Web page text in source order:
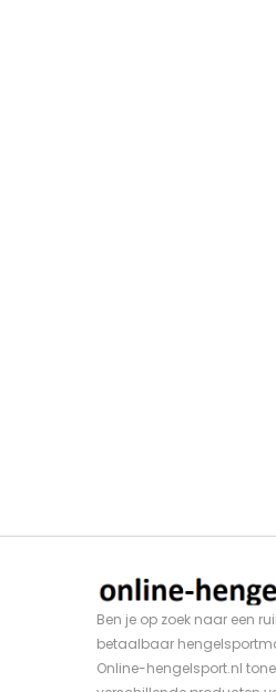
Ben je op zoek naar een
betaalbaar
Online-hengelsport.nl